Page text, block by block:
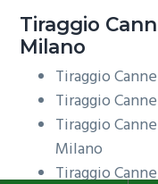
Tiraggio
Milano
Tiraggio
Tiraggio
Tiraggio
Milano
Tiraggio